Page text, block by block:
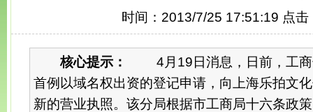
时间：2013/7/25 17:51:19 点击
核心提示：
4月19日消息，日前，工商
首例以域名权出资的登记申请，向上海乐拍文
新的营业执照。该分局根据市工商局十六条政